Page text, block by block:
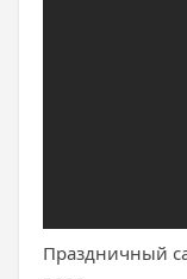
Праздничный